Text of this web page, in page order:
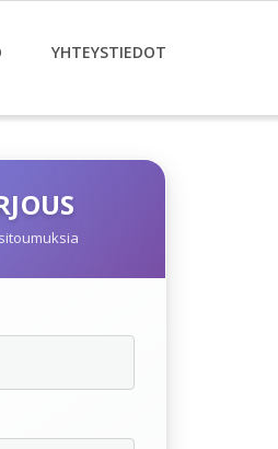
YHTEYSTIEDOT